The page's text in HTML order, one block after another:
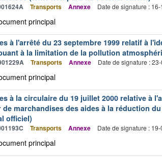
Transports Annexe Date de signature :
principal
à l'arrêté du 23 septembre 1999 relatif à
à la limitation de la pollution
Transports Annexe Date de signature :
principal
à la circulaire du 19 juillet 2000 relative à
de marchandises des aides à la réduction
officiel)
Transports Annexe Date de signature :
principal